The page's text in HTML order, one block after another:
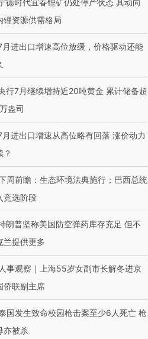
德时代宜春锂矿仍处停产状态 其动向
锂资源供需格局
月进出口增速高位放缓，价格驱动还能
行7月继续增持近20吨黄金 累计储备超
盎司
月进出口增速从高位略有回落 涨价动力
？
周前瞻：生态环境法典施行；巴西总统
竞选阶段
朗普坚称美国防空弹药库存充足 但不
兰提供更多
人事观察｜上海55岁女副市长解冬进京
侨联副主席
国发生致命校园枪击案至少6人死亡 枪
亦被杀